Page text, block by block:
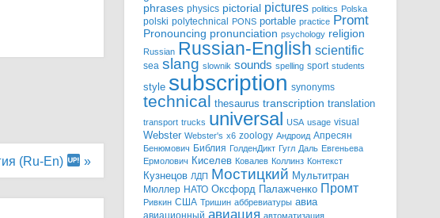
(Ru-En) »
phrases physics pictorial pictures politics Polska
polski polytechnical PONS portable practice Promt
Pronouncing pronunciation psychology religion
Russian Russian-English scientific
sea slang slownik sounds spelling sport students
style subscription synonyms
technical thesaurus transcription translation
transport trucks universal USA usage visual
Webster Webster's x6 zoology Андроид Апресян
Бенюмович Библия ГолденДикт Гугл Даль Евгеньева
Ермолович Киселев Ковалев Коллинз Контекст
Кузнецов ЛДП Мостицкий Мультитран
Мюллер НАТО Оксфорд Палажченко Промт
Ривкин США Тришин аббревиатуры авиа
авиационный авиация автоматизация